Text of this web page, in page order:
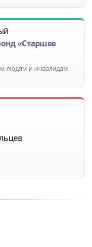
«Старшее
людям и инвалидам